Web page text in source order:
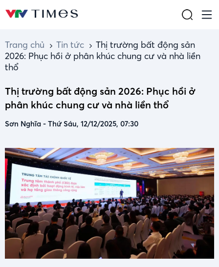
Trang chủ Tin tức
Thị trường bất động sản
2026: Phục hồi ở phân khúc chung cư và nhà liền
thổ
Thị trường bất động sản 2026: Phục hồi ở
phân khúc chung cư và nhà liền thổ
Sơn Nghĩa - Thứ Sáu, 12/12/2025, 07:30